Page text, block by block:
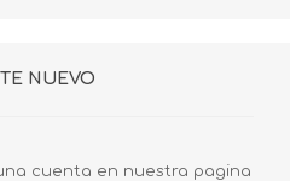
NUEVO
cuenta en nuestra pagina